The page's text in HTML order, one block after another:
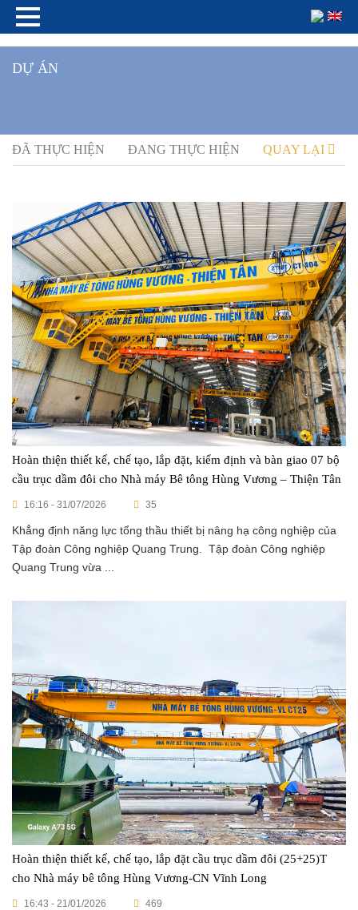
DỰ ÁN
ĐÃ THỰC HIỆN ĐANG THỰC HIỆN QUAY LẠI
Hoàn thiện thiết kế, chế tạo, lắp đặt, kiểm định và bàn giao 07 bộ
cầu trục dầm đôi cho Nhà máy Bê tông Hùng Vương – Thiện Tân
16:16 - 31/07/2026 35
Khẳng định năng lực tổng thầu thiết bị nâng hạ công nghiệp của
Tập đoàn Công nghiệp Quang Trung. Tập đoàn Công nghiệp
Quang Trung vừa ...
Hoàn thiện thiết kế, chế tạo, lắp đặt cầu trục dầm đôi (25+25)T
cho Nhà máy bê tông Hùng Vương-CN Vĩnh Long
16:43 - 21/01/2026 469